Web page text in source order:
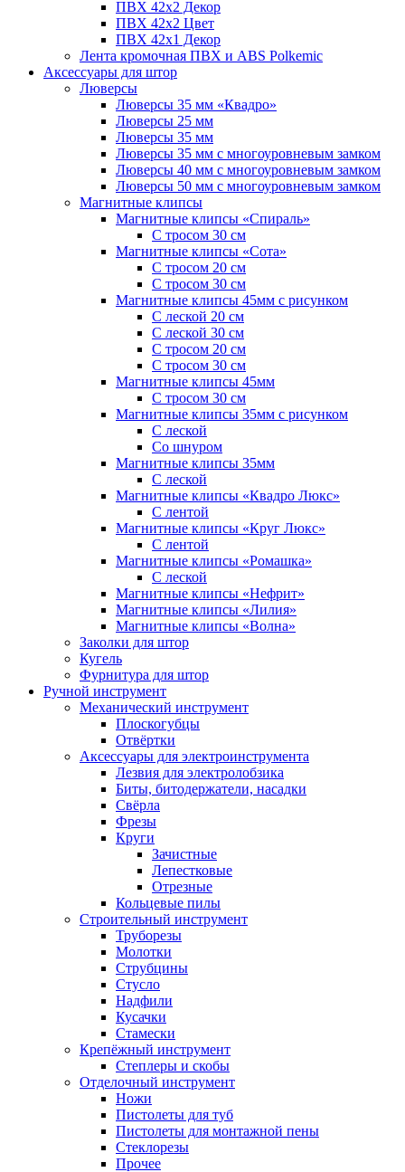
ПВХ 42x2 Декор
ПВХ 42x2 Цвет
ПВХ 42x1 Декор
Лента кромочная ПВХ и ABS Polkemic
Аксессуары для штор
Люверсы
Люверсы 35 мм «Квадро»
Люверсы 25 мм
Люверсы 35 мм
Люверсы 35 мм с многоуровневым замком
Люверсы 40 мм с многоуровневым замком
Люверсы 50 мм с многоуровневым замком
Магнитные клипсы
Магнитные клипсы «Спираль»
С тросом 30 см
Магнитные клипсы «Сота»
С тросом 20 см
С тросом 30 см
Магнитные клипсы 45мм с рисунком
С леской 20 см
С леской 30 см
С тросом 20 см
С тросом 30 см
Магнитные клипсы 45мм
С тросом 30 см
Магнитные клипсы 35мм с рисунком
С леской
Со шнуром
Магнитные клипсы 35мм
С леской
Магнитные клипсы «Квадро Люкс»
С лентой
Магнитные клипсы «Круг Люкс»
С лентой
Магнитные клипсы «Ромашка»
С леской
Магнитные клипсы «Нефрит»
Магнитные клипсы «Лилия»
Магнитные клипсы «Волна»
Заколки для штор
Кугель
Фурнитура для штор
Ручной инструмент
Механический инструмент
Плоскогубцы
Отвёртки
Аксессуары для электроинструмента
Лезвия для электролобзика
Биты, битодержатели, насадки
Свёрла
Фрезы
Круги
Зачистные
Лепестковые
Отрезные
Кольцевые пилы
Строительный инструмент
Труборезы
Молотки
Струбцины
Стусло
Надфили
Кусачки
Стамески
Крепёжный инструмент
Степлеры и скобы
Отделочный инструмент
Ножи
Пистолеты для туб
Пистолеты для монтажной пены
Стеклорезы
Прочее